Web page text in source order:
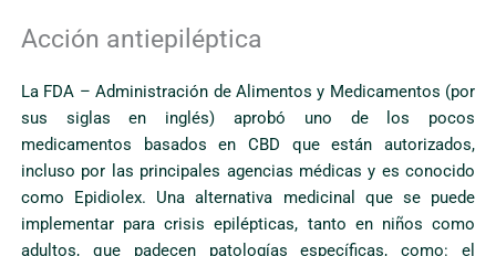
Acción antiepiléptica
La FDA – Administración de Alimentos y Medicamentos (por
sus siglas en inglés) aprobó uno de los pocos
medicamentos basados en CBD que están autorizados,
incluso por las principales agencias médicas y es conocido
como Epidiolex. Una alternativa medicinal que se puede
implementar para crisis epilépticas, tanto en niños como
adultos, que padecen patologías específicas, como: el